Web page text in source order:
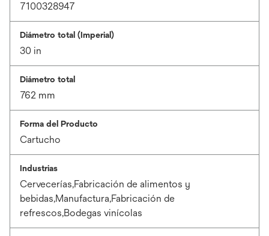
7100328947
Diámetro total (Imperial)
30 in
Diámetro total
762 mm
Forma del Producto
Cartucho
Industrias
Cervecerías,Fabricación de alimentos y
bebidas,Manufactura,Fabricación de
refrescos,Bodegas vinícolas